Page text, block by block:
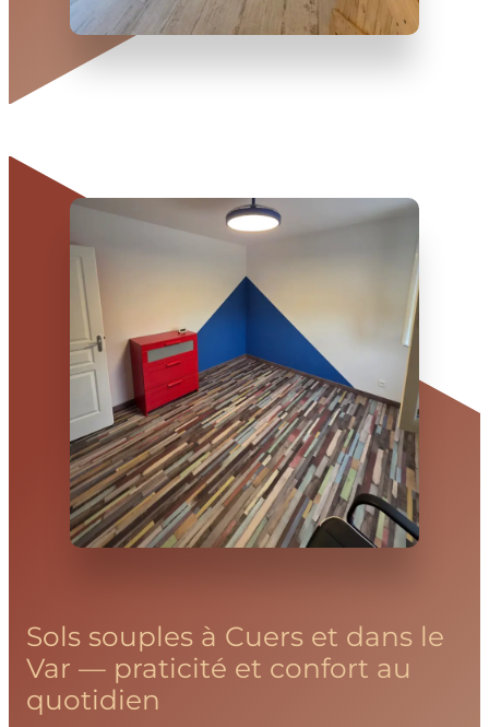
Sols souples à Cuers et dans le
Var — praticité et confort au
quotidien